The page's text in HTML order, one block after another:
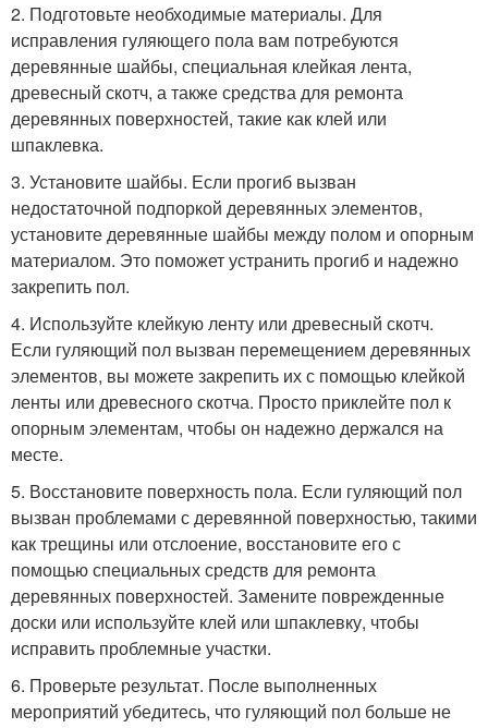
2. Подготовьте необходимые материалы. Для
исправления гуляющего пола вам потребуются
деревянные шайбы, специальная клейкая лента,
древесный скотч, а также средства для ремонта
деревянных поверхностей, такие как клей или
шпаклевка.
3. Установите шайбы. Если прогиб вызван
недостаточной подпоркой деревянных элементов,
установите деревянные шайбы между полом и опорным
материалом. Это поможет устранить прогиб и надежно
закрепить пол.
4. Используйте клейкую ленту или древесный скотч.
Если гуляющий пол вызван перемещением деревянных
элементов, вы можете закрепить их с помощью клейкой
ленты или древесного скотча. Просто приклейте пол к
опорным элементам, чтобы он надежно держался на
месте.
5. Восстановите поверхность пола. Если гуляющий пол
вызван проблемами с деревянной поверхностью, такими
как трещины или отслоение, восстановите его с
помощью специальных средств для ремонта
деревянных поверхностей. Замените поврежденные
доски или используйте клей или шпаклевку, чтобы
исправить проблемные участки.
6. Проверьте результат. После выполненных
мероприятий убедитесь, что гуляющий пол больше не